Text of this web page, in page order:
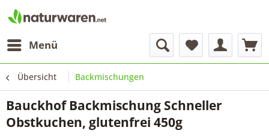
Menü
Übersicht Backmischungen
Bauckhof Backmischung Schneller
Obstkuchen, glutenfrei 450g